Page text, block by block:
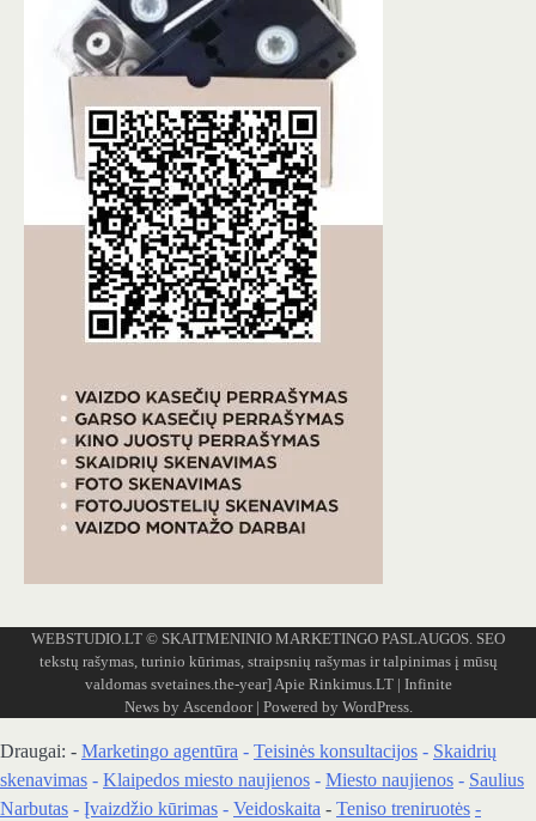
WEBSTUDIO.LT © SKAITMENINIO MARKETINGO PASLAUGOS. SEO
tekstų rašymas, turinio kūrimas, straipsnių rašymas ir talpinimas į mūsų
valdomas svetaines.the-year] Apie Rinkimus.LT| Infinite
News by Ascendoor| Powered by WordPress.
Draugai: - Marketingo agentūra - Teisinės konsultacijos - Skaidrių
skenavimas - Klaipedos miesto naujienos - Miesto naujienos - Saulius
Narbutas - Įvaizdžio kūrimas - Veidoskaita - Teniso treniruotės -